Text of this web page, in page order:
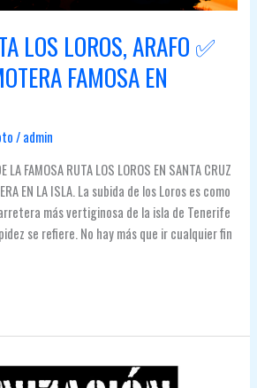
LOS LOROS, ARAFO ✅
FAMOSA EN
/admin
LA FAMOSA RUTA LOS LOROS EN SANTA CRUZ
EN LA ISLA. La subida de los Loros es como
más vertiginosa de la isla de Tenerife
se refiere. No hay más que ir cualquier fin